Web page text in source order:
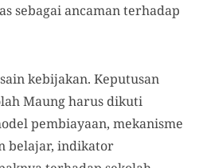
sebagai ancaman terhadap
kebijakan. Keputusan
Maung harus dikuti
pembiayaan, mekanisme
belajar, indikator